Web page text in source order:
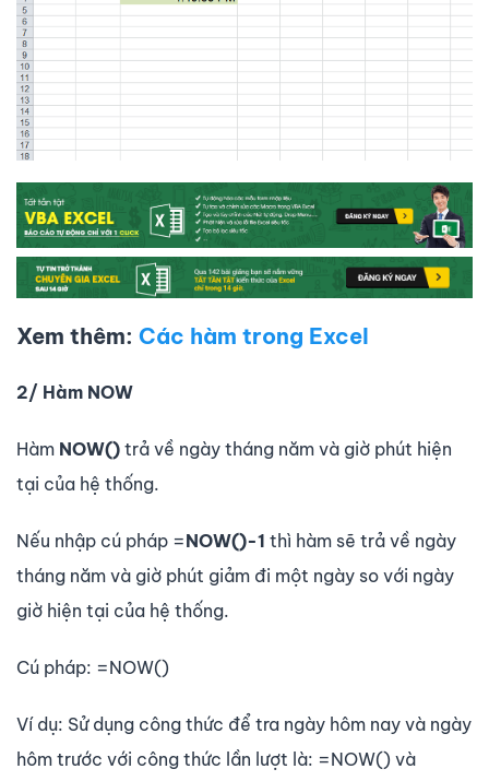
Xem thêm: Các hàm trong Excel
2/ Hàm NOW
Hàm NOW() trả về ngày tháng năm và giờ phút hiện
tại của hệ thống.
Nếu nhập cú pháp =NOW()-1 thì hàm sẽ trả về ngày
tháng năm và giờ phút giảm đi một ngày so với ngày
giờ hiện tại của hệ thống.
Cú pháp: =NOW()
Ví dụ: Sử dụng công thức để tra ngày hôm nay và ngày
hôm trước với công thức lần lượt là: =NOW() và